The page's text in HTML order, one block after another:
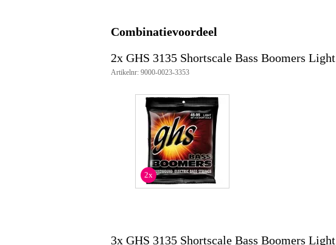
Gewicht(incl. verpakking)
90 gr
Productspecificaties
snarenset voor shortscale basgitaar
nickel plated steel roundwound
diepe, heldere klank
voor standaard stemming: E-A-D-G
diameters losse snaren: .050, .060, .075, .095.
Combinatievoordeel
2x GHS 3135 Shortscale Bass Boomers Light
Artikelnr: 9000-0023-3353
2x
3x GHS 3135 Shortscale Bass Boomers Light